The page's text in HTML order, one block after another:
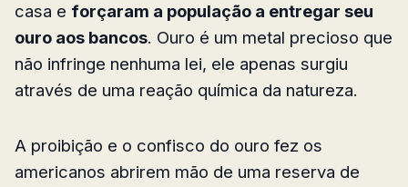
casa e forçaram a população a entregar seu
ouro aos bancos. Ouro é um metal precioso que
não infringe nenhuma lei, ele apenas surgiu
através de uma reação química da natureza.
A proibição e o confisco do ouro fez os
americanos abrirem mão de uma reserva de